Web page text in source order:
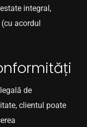
integral,
acordul
de
clientul poate